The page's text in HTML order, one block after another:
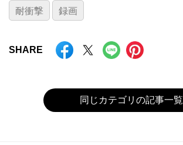
耐衝撃 録画
SHARE
同じカテゴリの記事一覧